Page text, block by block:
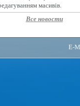
масивів.
Все новости
E-